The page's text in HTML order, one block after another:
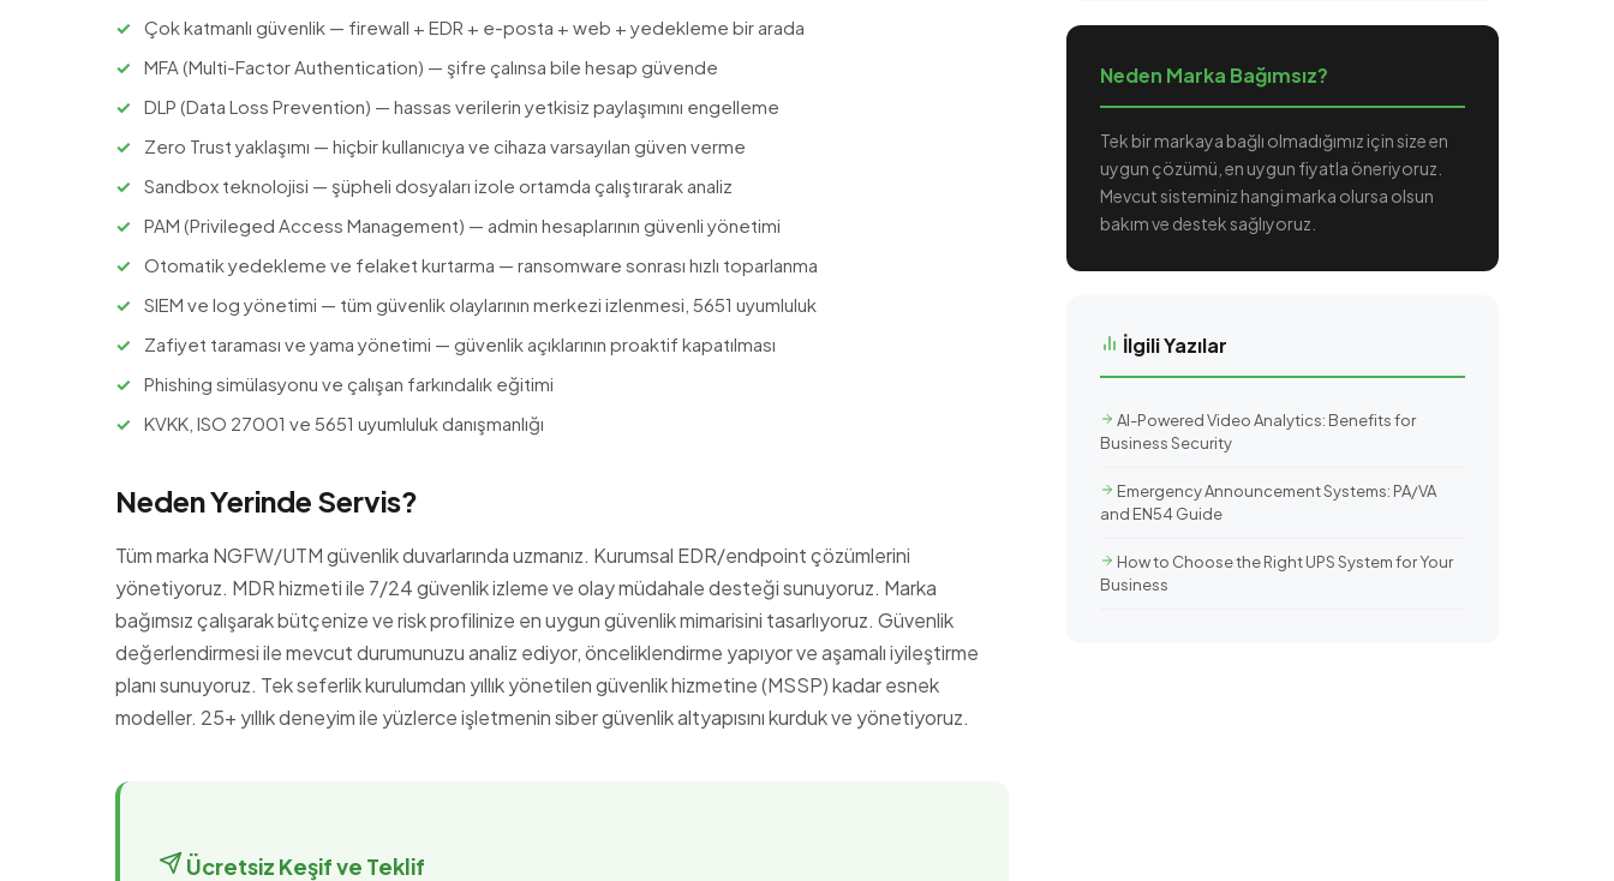
Çok katmanlı güvenlik — firewall + EDR + e-posta + web + yedekleme bir arada
MFA (Multi-Factor Authentication) — şifre çalınsa bile hesap güvende
DLP (Data Loss Prevention) — hassas verilerin yetkisiz paylaşımını engelleme
Zero Trust yaklaşımı — hiçbir kullanıcıya ve cihaza varsayılan güven verme
Sandbox teknolojisi — şüpheli dosyaları izole ortamda çalıştırarak analiz
PAM (Privileged Access Management) — admin hesaplarının güvenli yönetimi
Otomatik yedekleme ve felaket kurtarma — ransomware sonrası hızlı toparlanma
SIEM ve log yönetimi — tüm güvenlik olaylarının merkezi izlenmesi, 5651 uyumluluk
Zafiyet taraması ve yama yönetimi — güvenlik açıklarının proaktif kapatılması
Phishing simülasyonu ve çalışan farkındalık eğitimi
KVKK, ISO 27001 ve 5651 uyumluluk danışmanlığı
Neden Yerinde Servis?
Tüm marka NGFW/UTM güvenlik duvarlarında uzmanız. Kurumsal EDR/endpoint çözümlerini
yönetiyoruz. MDR hizmeti ile 7/24 güvenlik izleme ve olay müdahale desteği sunuyoruz. Marka
bağımsız çalışarak bütçenize ve risk profilinize en uygun güvenlik mimarisini tasarlıyoruz. Güvenlik
değerlendirmesi ile mevcut durumunuzu analiz ediyor, önceliklendirme yapıyor ve aşamalı iyileştirme
planı sunuyoruz. Tek seferlik kurulumdan yıllık yönetilen güvenlik hizmetine (MSSP) kadar esnek
modeller. 25+ yıllık deneyim ile yüzlerce işletmenin siber güvenlik altyapısını kurduk ve yönetiyoruz.
Ücretsiz Keşif ve Teklif
Neden Marka Bağımsız?
Tek bir markaya bağlı olmadığımız için size en
uygun çözümü, en uygun fiyatla öneriyoruz.
Mevcut sisteminiz hangi marka olursa olsun
bakım ve destek sağlıyoruz.
İlgili Yazılar
AI-Powered Video Analytics: Benefits for
Business Security
Emergency Announcement Systems: PA/VA
and EN54 Guide
How to Choose the Right UPS System for Your
Business